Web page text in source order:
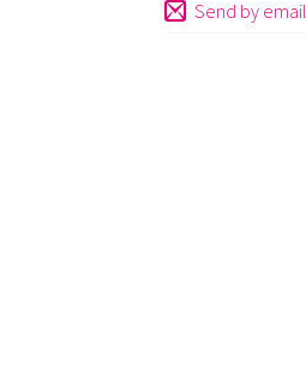
Send by email